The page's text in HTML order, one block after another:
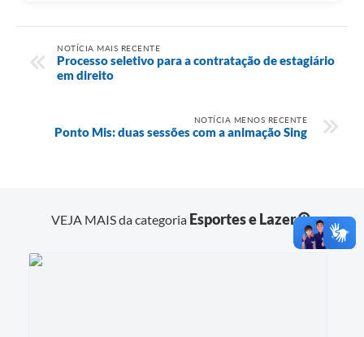
NOTÍCIA MAIS RECENTE
Processo seletivo para a contratação de estagiário
em direito
NOTÍCIA MENOS RECENTE
Ponto Mis: duas sessões com a animação Sing
VEJA MAIS da categoria Esportes e Lazer